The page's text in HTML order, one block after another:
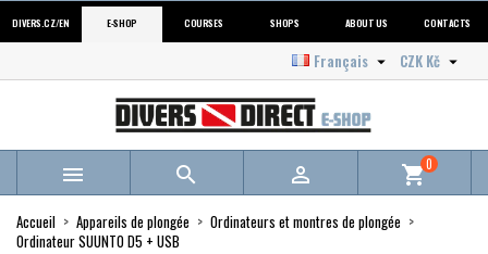
DIVERS.CZ/EN E-SHOP COURSES SHOPS ABOUT US CONTACTS
CZK Kč 
Français 
   shopping_cart0
Accueil Appareils de plongée
Ordinateurs et montres de plongée
Ordinateur SUUNTO D5 + USB